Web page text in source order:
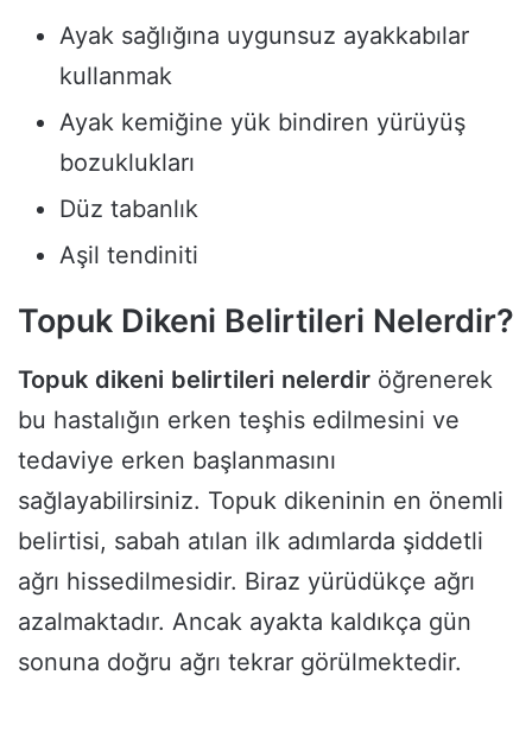
Ayak sağlığına uygunsuz ayakkabılar
kullanmak
Ayak kemiğine yük bindiren yürüyüş
bozuklukları
Düz tabanlık
Aşil tendiniti
Topuk Dikeni Belirtileri Nelerdir?
Topuk dikeni belirtileri nelerdir öğrenerek
bu hastalığın erken teşhis edilmesini ve
tedaviye erken başlanmasını
sağlayabilirsiniz. Topuk dikeninin en önemli
belirtisi, sabah atılan ilk adımlarda şiddetli
ağrı hissedilmesidir. Biraz yürüdükçe ağrı
azalmaktadır. Ancak ayakta kaldıkça gün
sonuna doğru ağrı tekrar görülmektedir.